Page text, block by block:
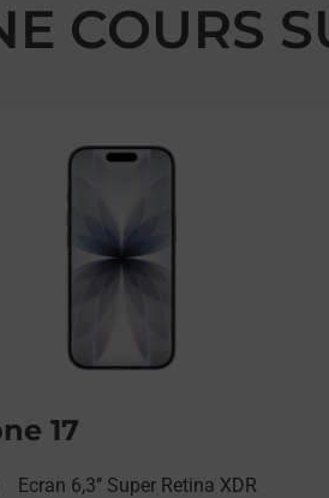
COURS
17
Ecran 6,3’’ Super Retina XDR